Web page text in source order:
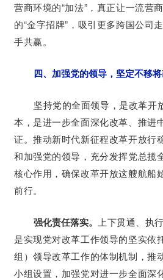
营商环境的“加法”，真正让一流营
的“金字招牌”，吸引更多跨国公司
手共赢。
四、加强党的领导，坚定不移
坚持党的全面领导，是改革开
本，是进一步全面深化改革、推进
证。推动新时代新征程改革开放行
和加强党的领导，充分发挥党总揽
核心作用，确保改革开放这艘航船
前行。
强化责任落实。 上下贯通、执
是实现党对改革工作领导的坚实依
组）领导改革工作的体制机制，推
小组设置，加强党对进一步全面深